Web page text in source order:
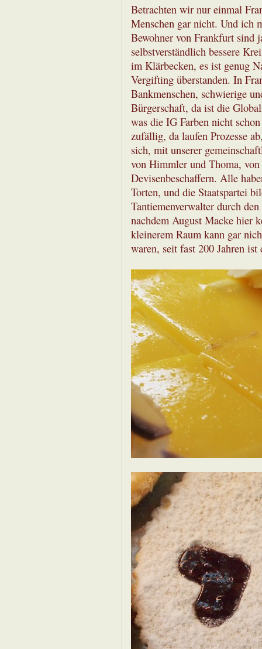
Betrachten wir nur einmal
Menschen gar nicht. Und ich
Bewohner von Frankfurt sind
selbstverständlich bessere
im Klärbecken, es ist genug
Vergifting überstanden. In
Bankmenschen, schwierige
Bürgerschaft, da ist die
was die IG Farben nicht
zufällig, da laufen Prozesse
sich, mit unserer
von Himmler und Thoma,
Devisenbeschaffern. Alle
Torten, und die Staatspartei
Tantiemenverwalter durch
nachdem August Macke hier
kleinerem Raum kann gar
waren, seit fast 200 Jahren